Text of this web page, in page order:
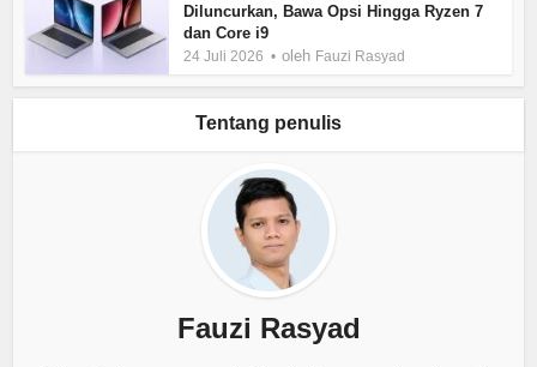
Diluncurkan, Bawa Opsi Hingga Ryzen 7
dan Core i9
24 Juli 2026 oleh Fauzi Rasyad
Tentang penulis
Fauzi Rasyad